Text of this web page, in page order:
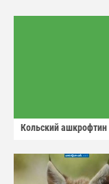
Кольский ашкрофтин